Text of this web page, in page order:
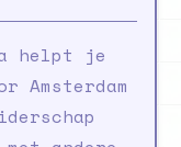
helpt je